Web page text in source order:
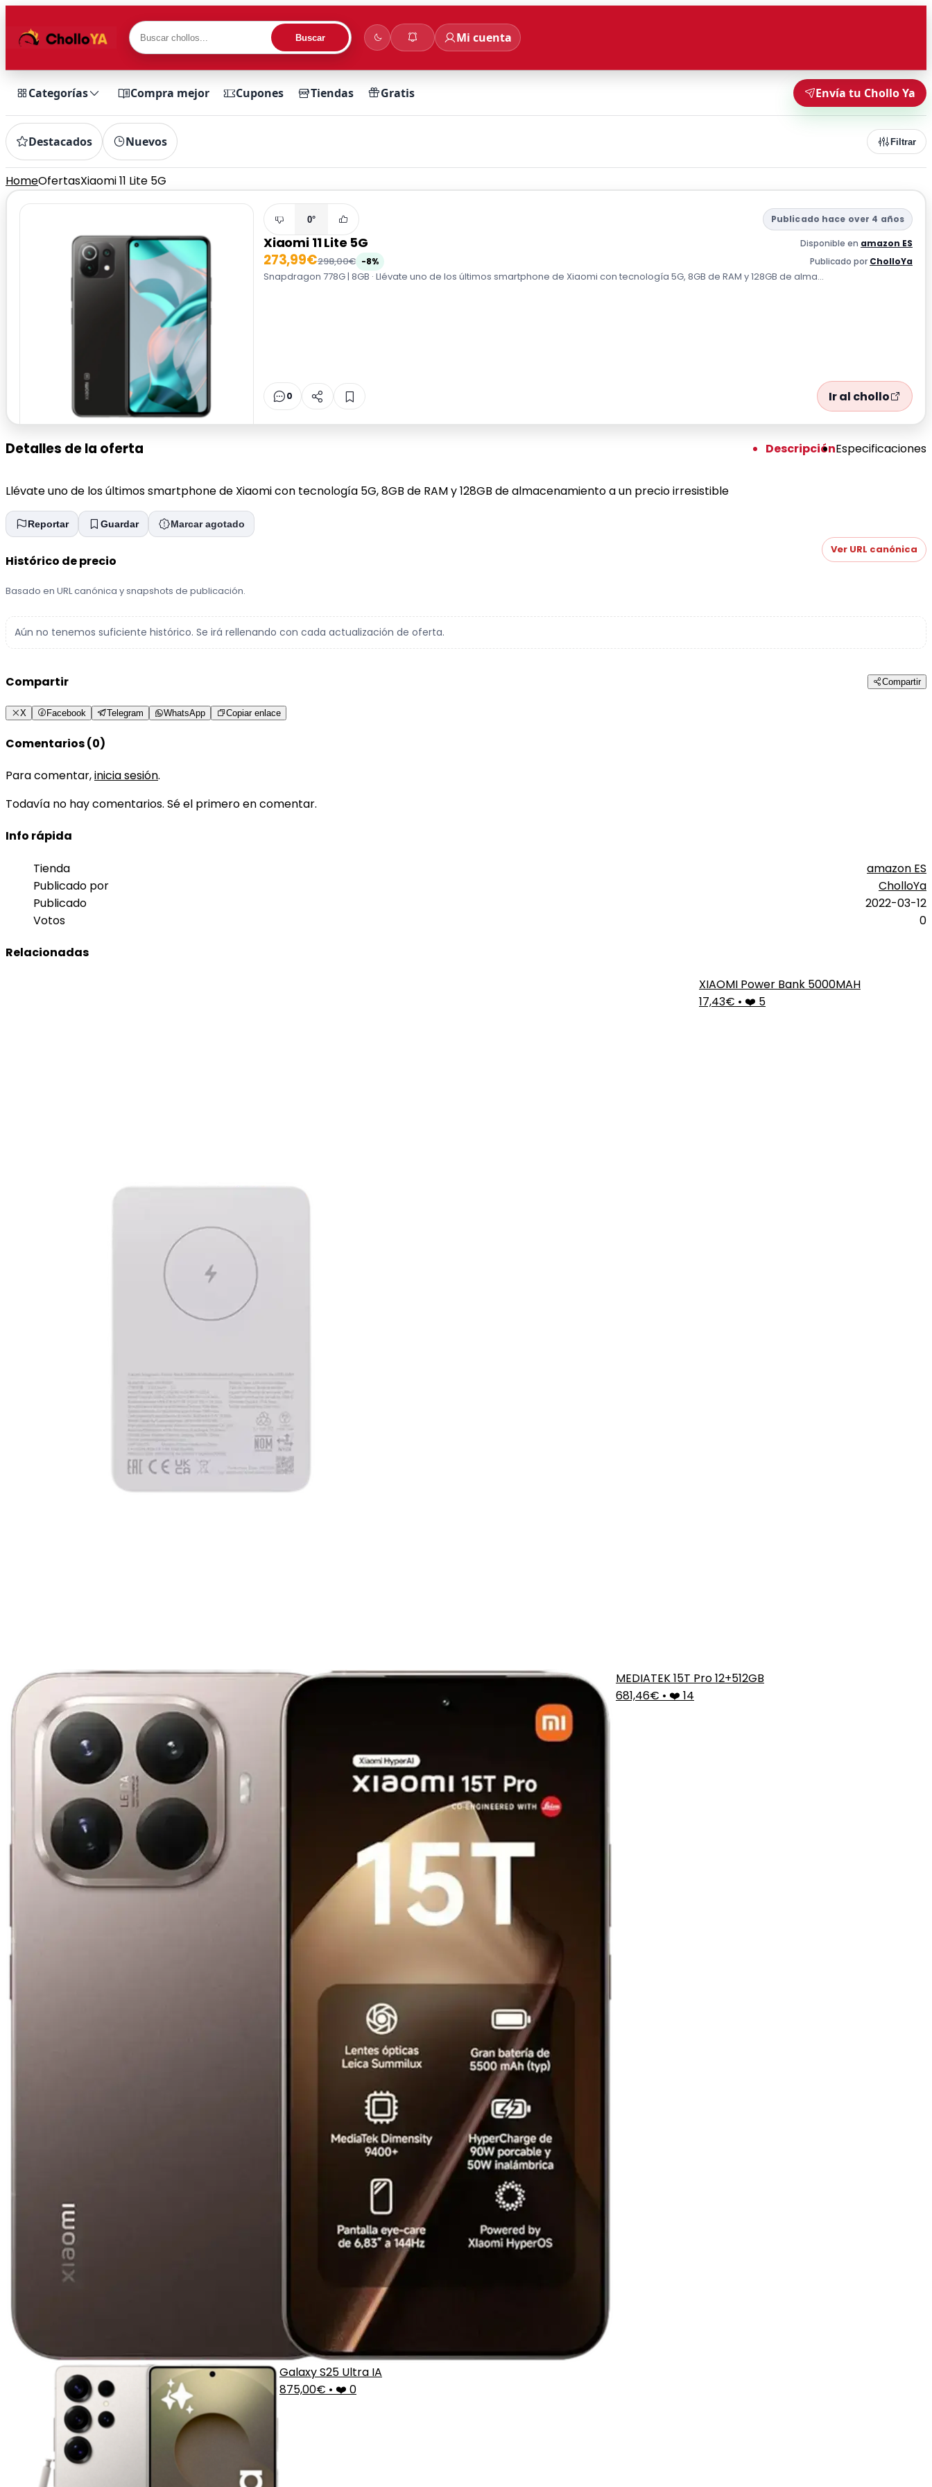
Buscar Mi cuenta
Categorías Compra mejor Cupones Tiendas Gratis Envía tu Chollo Ya
Destacados Nuevos Filtrar
HomeOfertasXiaomi 11 Lite 5G
0° Publicado hace over 4 años
Xiaomi 11 Lite 5G Disponible en amazon ES
273,99€298,00€ -8% Publicado por CholloYa
Snapdragon 778G | 8GB · Llévate uno de los últimos smartphone de Xiaomi con tecnología 5G, 8GB de RAM y 128GB de alma...
0 Ir al chollo
Detalles de la oferta DescripciónEspecificaciones
Llévate uno de los últimos smartphone de Xiaomi con tecnología 5G, 8GB de RAM y 128GB de almacenamiento a un precio irresistible
Reportar Guardar Marcar agotado
Histórico de precio
Basado en URL canónica y snapshots de publicación.
Ver URL canónica
Aún no tenemos suficiente histórico. Se irá rellenando con cada actualización de oferta.
Compartir Compartir
X Facebook Telegram WhatsApp Copiar enlace
Comentarios (0)
Para comentar,inicia sesión.
Todavía no hay comentarios. Sé el primero en comentar.
Info rápida
Tienda
amazon ES
Publicado por
CholloYa
Publicado
2022-03-12
Votos
0
Relacionadas
XIAOMI Power Bank 5000MAH
17,43€ • ❤️ 5
MEDIATEK 15T Pro 12+512GB
681,46€ • ❤️ 14
Galaxy S25 Ultra IA
875,00€ • ❤️ 0